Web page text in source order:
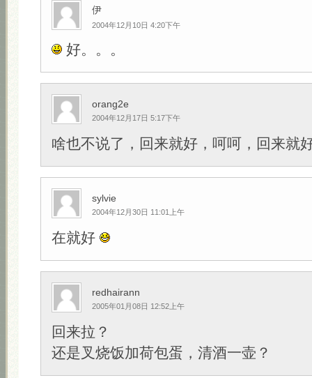
伊
2004年12月10日 4:20下午
好。。。
orang2e
2004年12月17日 5:17下午
啥也不说了，回来就好，呵呵，回来就
sylvie
2004年12月30日 11:01上午
在就好
redhairann
2005年01月08日 12:52上午
回来拉？
还是叉烧饭加荷包蛋，清酒一壶？